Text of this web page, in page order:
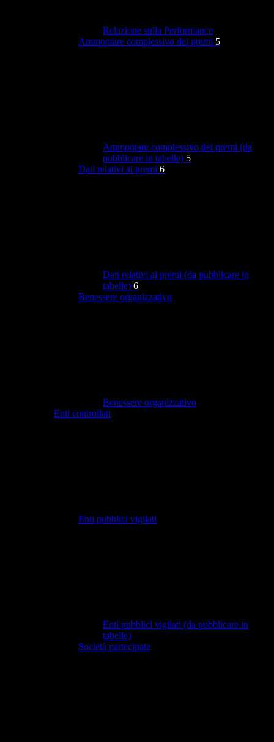
Relazione sulla Performance
Ammontare complessivo dei premi 5
Ammontare complessivo dei premi (da
pubblicare in tabelle) 5
Dati relativi ai premi 6
Dati relativi ai premi (da pubblicare in
tabelle) 6
Benessere organizzativo
Benessere organizzativo
Enti controllati
Enti pubblici vigilati
Enti pubblici vigilati (da pubblicare in
tabelle)
Società partecipate